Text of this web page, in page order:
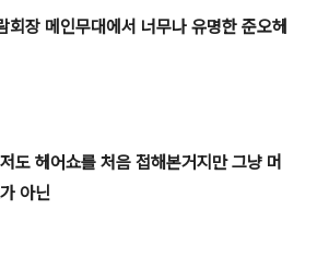
장 메인무대에서 너무나 유명한 준오헤
도 헤어쇼를 처음 접해본거지만 그냥 머
아닌